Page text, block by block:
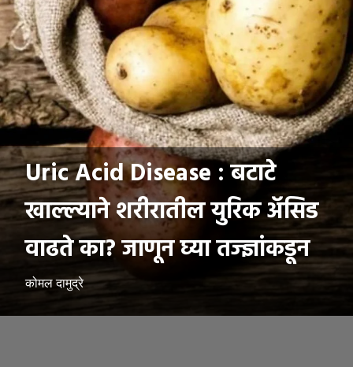
Uric Acid Disease : बटाटे
खाल्ल्याने शरीरातील युरिक अ‍ॅसिड
वाढते का? जाणून घ्या तज्ज्ञांकडून
कोमल दामुद्रे